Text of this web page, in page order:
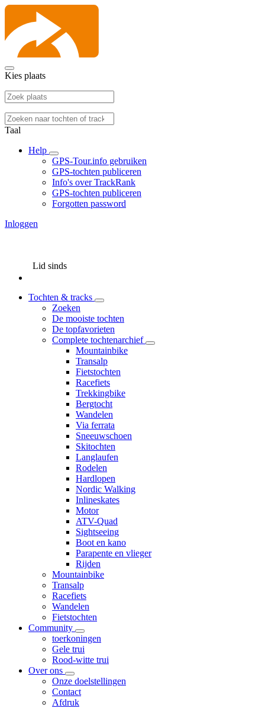
Kies plaats
Taal
Help
GPS-Tour.info gebruiken
GPS-tochten publiceren
Info's over TrackRank
GPS-tochten publiceren
Forgotten password
Inloggen
Lid sinds
Tochten & tracks
Zoeken
De mooiste tochten
De topfavorieten
Complete tochtenarchief
Mountainbike
Transalp
Fietstochten
Racefiets
Trekkingbike
Bergtocht
Wandelen
Via ferrata
Sneeuwschoen
Skitochten
Langlaufen
Rodelen
Hardlopen
Nordic Walking
Inlineskates
Motor
ATV-Quad
Sightseeing
Boot en kano
Parapente en vlieger
Rijden
Mountainbike
Transalp
Racefiets
Wandelen
Fietstochten
Community
toerkoningen
Gele trui
Rood-witte trui
Over ons
Onze doelstellingen
Contact
Afdruk